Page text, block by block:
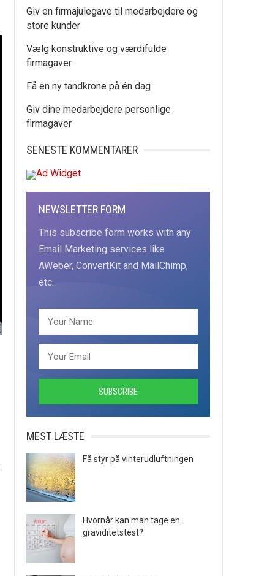
Giv en firmajulegave til medarbejdere og
store kunder
Vælg konstruktive og værdifulde
firmagaver
Få en ny tandkrone på én dag
Giv dine medarbejdere personlige
firmagaver
SENESTE KOMMENTARER
NEWSLETTER FORM
This subscribe form works with any
Email Marketing services like
AWeber, ConvertKit and MailChimp,
etc.
MEST LÆSTE
Få styr på vinterudluftningen
Hvornår kan man tage en
graviditetstest?